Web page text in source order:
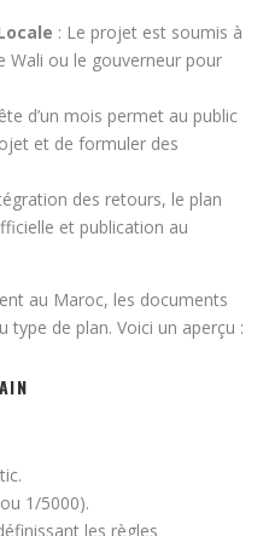
: Le projet est soumis à
Wali ou le gouverneur pour
d’un mois permet au public
et de formuler des
des retours, le plan
et publication au
au Maroc, les documents
type de plan. Voici un aperçu :
1/5000).
les règles